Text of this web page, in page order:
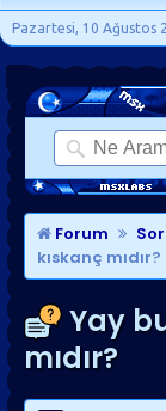
ANA SAYFA
FORUMLAR
SORU-CEVAP
GÜNLÜKLER
SON
KISAYOLLAR
Pazartesi, 10 Ağustos
Forum
kıskanç mıdır?
Yay
mıdır?